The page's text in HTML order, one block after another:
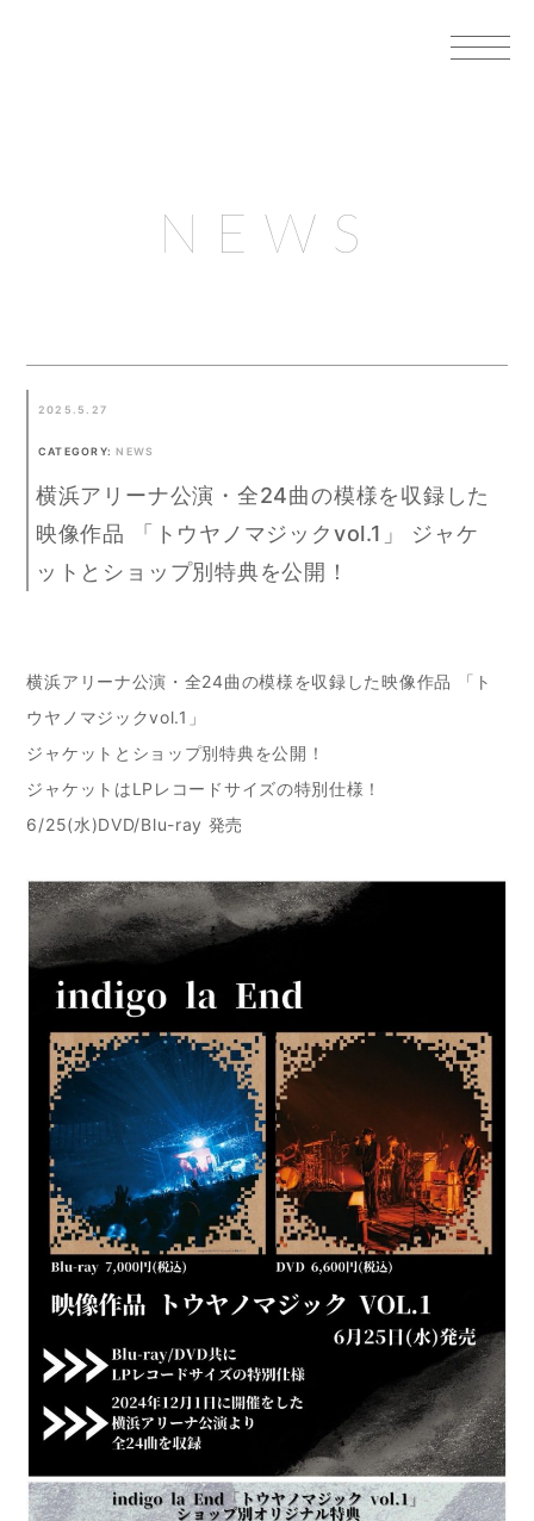
NEWS
2025.5.27
CATEGORY: NEWS
横浜アリーナ公演・全24曲の模様を収録した
映像作品 「トウヤノマジックvol.1」 ジャケ
ットとショップ別特典を公開！
横浜アリーナ公演・全24曲の模様を収録した映像作品 「ト
ウヤノマジックvol.1」
ジャケットとショップ別特典を公開！
ジャケットはLPレコードサイズの特別仕様！
6/25(水)DVD/Blu-ray 発売